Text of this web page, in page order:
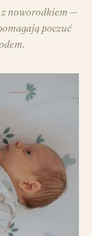
z noworodkiem —
poczuć